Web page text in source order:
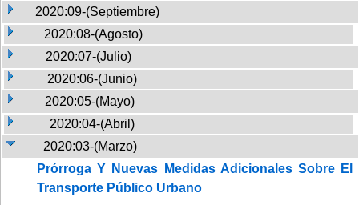
2020:09-(Septiembre)
2020:08-(Agosto)
2020:07-(Julio)
2020:06-(Junio)
2020:05-(Mayo)
2020:04-(Abril)
2020:03-(Marzo)
Prórroga Y Nuevas Medidas Adicionales Sobre El
Transporte Público Urbano